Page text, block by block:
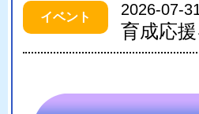
イベント 2026-07-
育成応